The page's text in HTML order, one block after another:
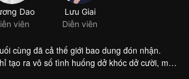
Dao
viên
Lưu Giai
Diễn viên
cùng đã cả thế giới bao dung đón nhận.
tạo ra vô số tình huống dở khóc dở cười, mà
ông yêu đời đã đến tuổi 40 nhưng lại tuyên